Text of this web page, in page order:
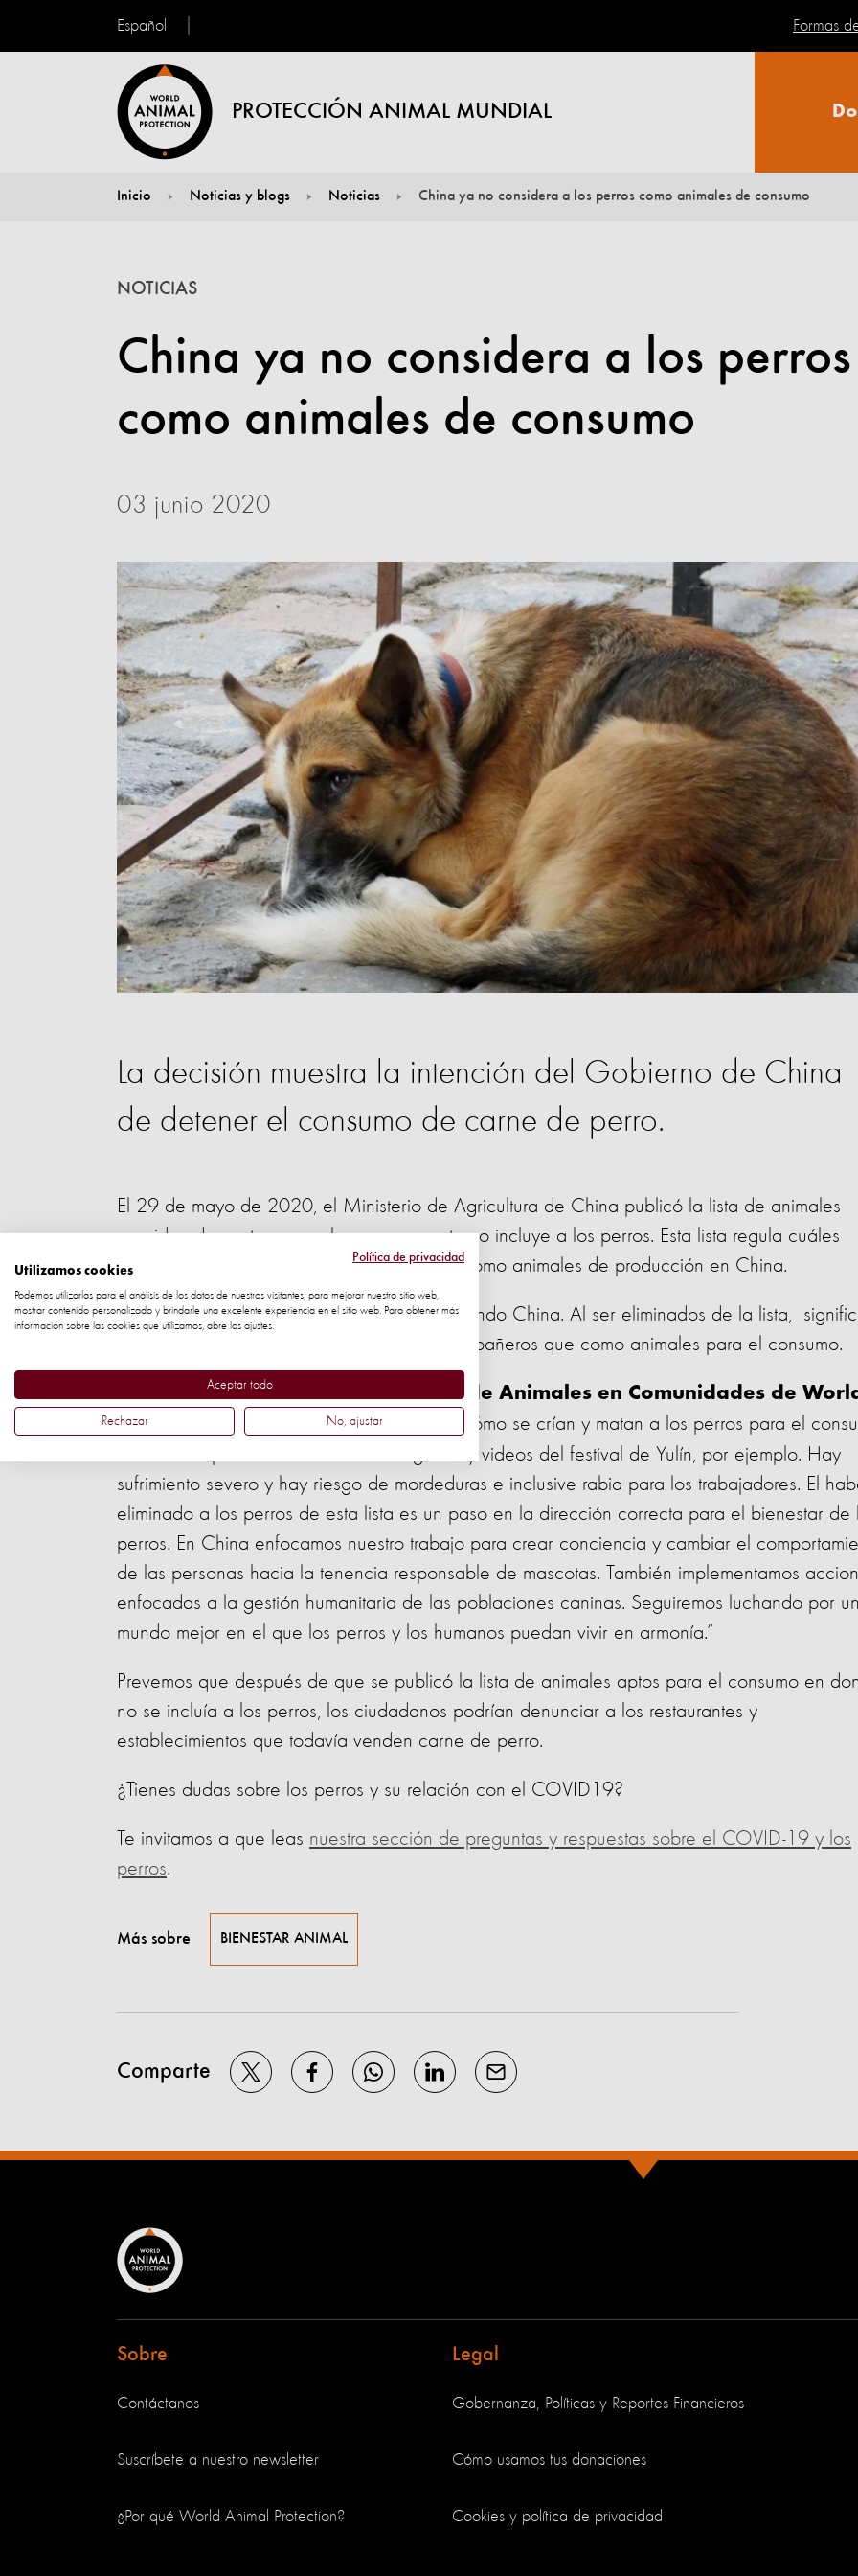
Español
PROTECCIÓN ANIMAL MUNDIAL
Formas
Inicio Noticias y blogs Noticias China ya no considera a los perros como animales de consumo
China ya no considera a los perros
como animales de consumo
NOTICIAS
03 junio 2020
La decisión muestra la intención del Gobierno de China
de detener el consumo de carne de perro.
El 29 de mayo de 2020, el Ministerio de Agricultura de China publicó la lista de animales
considerados aptos para el consumo y esta no incluye a los perros. Esta lista regula cuáles
animales pueden criarse y comercializarse como animales de producción en China.
El cambio muestra la transición que está viviendo China. Al ser eliminados de la lista,
que los perros se consideran más como compañeros que como animales para el consumo.
Melania Gamboa, Asesora Global de Animales en Comunidades de
Animal Protection dice:“La forma en cómo se crían y matan a los perros para el
es atroz. Lo podemos ver con las imágenes y videos del festival de Yulín, por ejemplo. Hay
sufrimiento severo y hay riesgo de mordeduras e inclusive rabia para los trabajadores. El
eliminado a los perros de esta lista es un paso en la dirección correcta para el bienestar de
perros. En China enfocamos nuestro trabajo para crear conciencia y cambiar el
de las personas hacia la tenencia responsable de mascotas. También implementamos
enfocadas a la gestión humanitaria de las poblaciones caninas. Seguiremos luchando por un
mundo mejor en el que los perros y los humanos puedan vivir en armonía.”
Prevemos que después de que se publicó la lista de animales aptos para el consumo en
no se incluía a los perros, los ciudadanos podrían denunciar a los restaurantes y
establecimientos que todavía venden carne de perro.
¿Tienes dudas sobre los perros y su relación con el COVID19?
Te invitamos a que leas nuestra sección de preguntas y respuestas sobre el COVID-19 y los
perros.
Más sobre BIENESTAR ANIMAL
Comparte
Sobre
Contáctanos
Suscríbete a nuestro newsletter
¿Por qué World Animal Protection?
Legal
Gobernanza, Políticas y Reportes Financieros
Cómo usamos tus donaciones
Cookies y política de privacidad
Política de privacidad
Utilizamos cookies
Podemos utilizarlas para el análisis de los datos de nuestros visitantes, para mejorar nuestro sitio web,
mostrar contenido personalizado y brindarle una excelente experiencia en el sitio web. Para obtener más
información sobre las cookies que utilizamos, abre los ajustes.
Aceptar todo
Rechazar No, ajustar